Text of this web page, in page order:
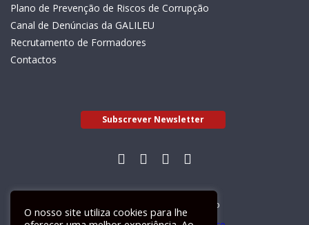
Plano de Prevenção de Riscos de Corrupção
Canal de Denúncias da GALILEU
Recrutamento de Formadores
Contactos
Subscrever Newsletter
Livro de Reclamações Electrónico
O nosso site utiliza cookies para lhe